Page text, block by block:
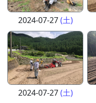
2024-07-27(土)
2024-07-27(土)